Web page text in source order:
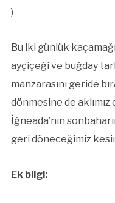
)
Bu iki günlük
ayçiçeği ve buğday
manzarasını geride
dönmesine de
İğneada’nın
geri döneceğimiz
Ek bilgi: